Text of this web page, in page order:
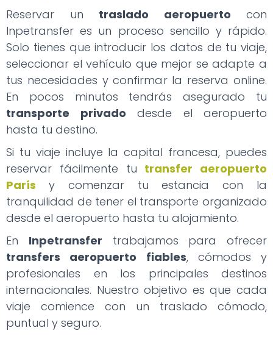
Reservar un traslado aeropuerto con
Inpetransfer es un proceso sencillo y rápido.
Solo tienes que introducir los datos de tu viaje,
seleccionar el vehículo que mejor se adapte a
tus necesidades y confirmar la reserva online.
En pocos minutos tendrás asegurado tu
transporte privado desde el aeropuerto
hasta tu destino.
Si tu viaje incluye la capital francesa, puedes
reservar fácilmente tu transfer aeropuerto
París y comenzar tu estancia con la
tranquilidad de tener el transporte organizado
desde el aeropuerto hasta tu alojamiento.
En Inpetransfer trabajamos para ofrecer
transfers aeropuerto fiables, cómodos y
profesionales en los principales destinos
internacionales. Nuestro objetivo es que cada
viaje comience con un traslado cómodo,
puntual y seguro.